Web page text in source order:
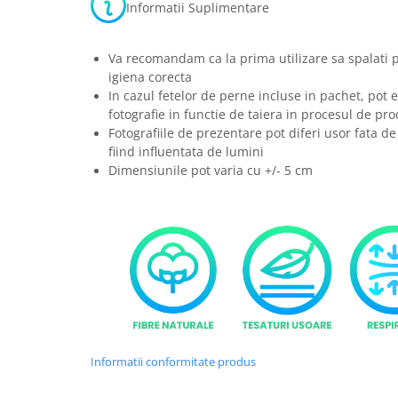
Informatii Suplimentare
Va recomandam ca la prima utilizare sa spalati
igiena corecta
In cazul fetelor de perne incluse in pachet, pot
fotografie in functie de taiera in procesul de
Fotografiile de prezentare pot diferi usor fata
fiind influentata de lumini
Dimensiunile pot varia cu +/- 5 cm
Informatii conformitate produs